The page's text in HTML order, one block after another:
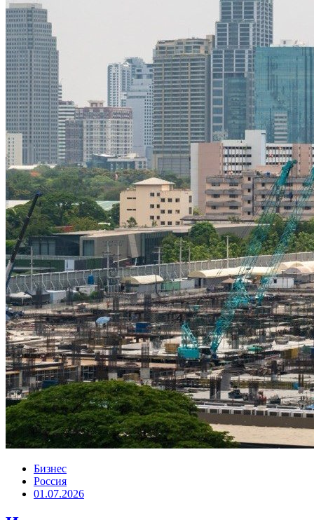
Бизнес
Россия
01.07.2026